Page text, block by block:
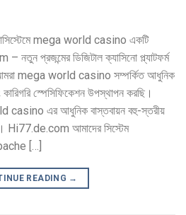
mega world casino একটি
নতুন প্রজন্মের ডিজিটাল ক্যাসিনো প্ল্যাটফর্ম
আমরা mega world casino সম্পর্কিত আধুনিক
স্পেসিফিকেশন উপস্থাপন করছি।
casino এর আধুনিক বাস্তবায়ন বহু-স্তরীয়
Hi77.de.com আমাদের সিস্টেম
[…]
READING →